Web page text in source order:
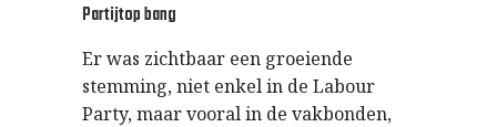
Partijtop bang
Er was zichtbaar een groeiende
stemming, niet enkel in de Labour
Party, maar vooral in de vakbonden,